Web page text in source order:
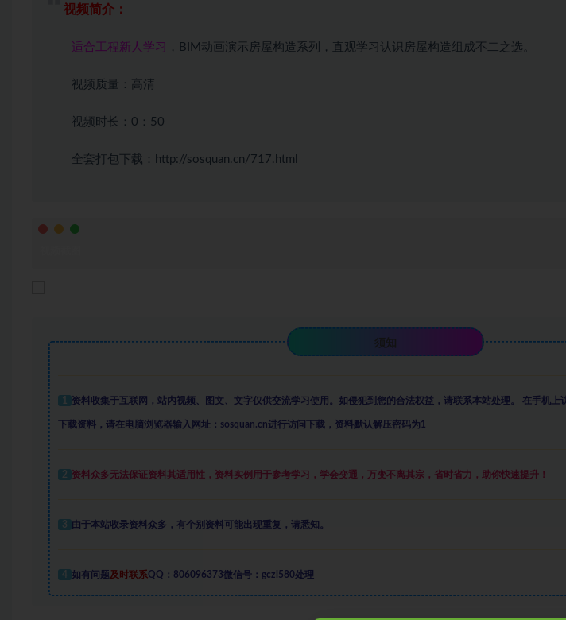
视频简介：
适合工程新人学习 ，BIM动画演示房屋构造系列，直观学习认识房屋构造组成不二之选。
视频质量：高清
视频时长：0：50
全套打包下载： http://sosquan.cn/717.html
须知
1 资料收集于互联网 ， 站内视频、图文、文字仅供交流学习使用。如侵犯到您的合法权益，请联系本站处理。 在手机上
下载资料，请在电脑浏览器输入网址：sosquan.cn进行访问下载， 资料默认解压密码为1
2 资料众多无法保证资料其适用性，资料实例 用于参考学习，学会变通，万变不离其宗，省时省力，助你快速提升！
3 由于本站收录资料众多，有个别资料可能出现重复，请悉知。
4 如有问题及时联系QQ：806096373微信号：gczl580处理